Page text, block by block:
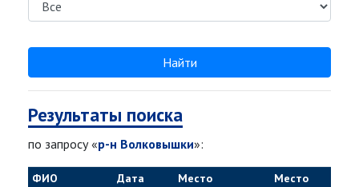
Найти
Результаты поиска
по запросу «р-н Волковышки»:
ФИО
Дата
Место
Место